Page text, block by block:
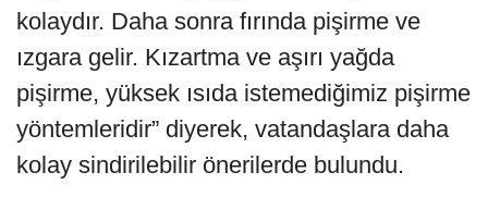
kolaydır. Daha sonra fırında pişirme ve
ızgara gelir. Kızartma ve aşırı yağda
pişirme, yüksek ısıda istemediğimiz pişirme
yöntemleridir” diyerek, vatandaşlara daha
kolay sindirilebilir önerilerde bulundu.